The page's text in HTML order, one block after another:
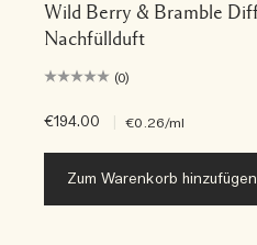
Wild Berry & Bramble
Nachfüllduft
(0)
€194.00 €0.26/ml
Zum Warenkorb hinzufügen